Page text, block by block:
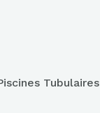
Tubulaires